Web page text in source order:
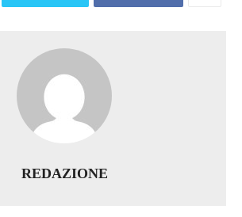
REDAZIONE